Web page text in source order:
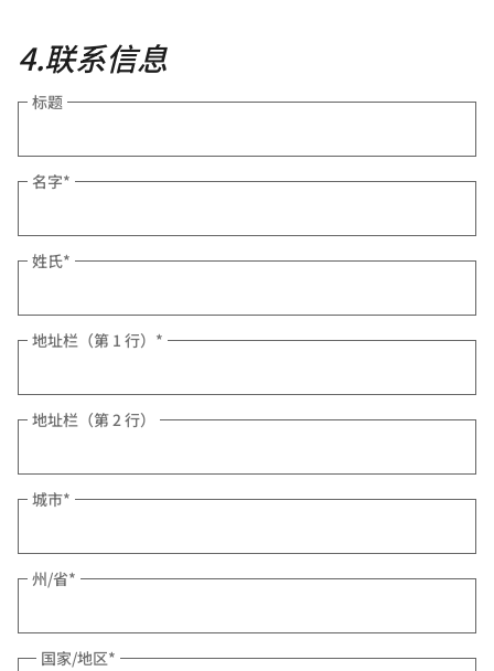
4.联系信息
标题
名字*
姓氏*
地址栏（第 1 行） *
地址栏（第 2 行）
城市*
州/省*
国家/地区*